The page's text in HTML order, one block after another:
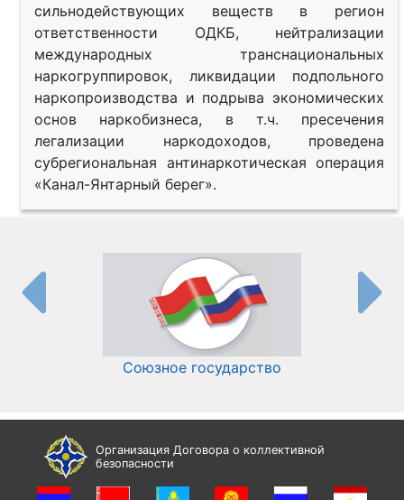
сильнодействующих веществ в регион
ответственности ОДКБ, нейтрализации
международных транснациональных
наркогруппировок, ликвидации подпольного
наркопроизводства и подрыва экономических
основ наркобизнеса, в т.ч. пресечения
легализации наркодоходов, проведена
субрегиональная антинаркотическая операция
«Канал-Янтарный берег».
Союзное государство
Организация Договора о коллективной
безопасности